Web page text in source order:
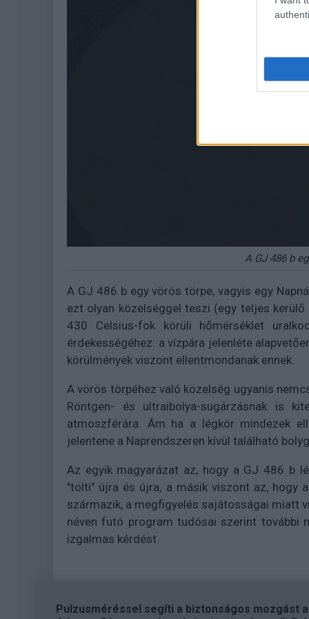
A GJ 486 b
A GJ 486 b egy vörös törpe, vagyis egy
ezt olyan közelséggel teszi (egy teljes
430 Celsius-fok körüli hőmérséklet
érdekességéhez: a vízpára jelenléte
körülmények viszont ellentmondanak ennek.
A vörös törpéhez való közelség ugyanis
Röntgen- és ultraibolya-sugárzásnak is
atmoszférára. Ám ha a légkör mindezek
jelentene a Naprendszeren kívül található
Az egyik magyarázat az, hogy a GJ 486 b
"tölti" újra és újra, a másik viszont az, hogy
származik, a megfigyelés sajátosságai miatt
néven futó program tudósai szerint további
izgalmas kérdést.
Pulzusméréssel segíti a biztonságos mozgást